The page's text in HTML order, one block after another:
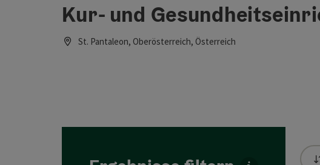
Kur- und
St. Pantaleon, Oberösterreich, Österreich